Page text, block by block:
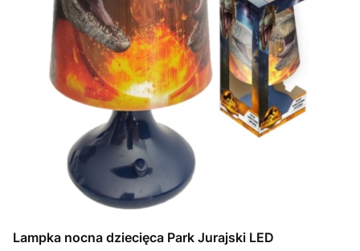
Lampka nocna dziecięca Park Jurajski LED